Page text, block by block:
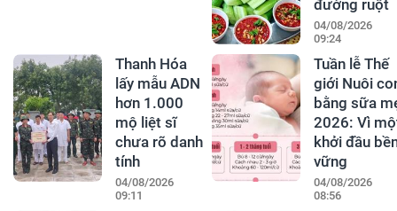
đường ruột
04/08/2026
09:24
Thanh Hóa
lấy mẫu ADN
hơn 1.000
mộ liệt sĩ
chưa rõ danh
tính
04/08/2026
09:11
Tuần lễ Thế
giới Nuôi
bằng sữa
2026: Vì
khởi đầu
vững
04/08/2026
08:56